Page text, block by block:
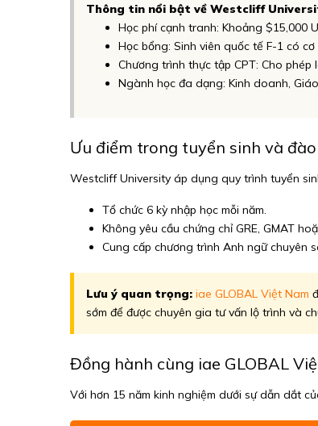
Thông tin nổi bật về Westcliff
Học phí cạnh tranh: Khoảng $15,000
Học bổng: Sinh viên quốc tế F-1 có
Chương trình thực tập CPT: Cho
Ngành học đa dạng: Kinh doanh,
Ưu điểm trong tuyển sinh và
Westcliff University áp dụng quy trình tuyển
Tổ chức 6 kỳ nhập học mỗi năm.
Không yêu cầu chứng chỉ GRE, GMAT
Cung cấp chương trình Anh ngữ chuyên
Lưu ý quan trọng: iae GLOBAL Việt Nam
sớm để được chuyên gia tư vấn lộ trình và
Đồng hành cùng iae GLOBAL
Với hơn 15 năm kinh nghiệm dưới sự dẫn dắt